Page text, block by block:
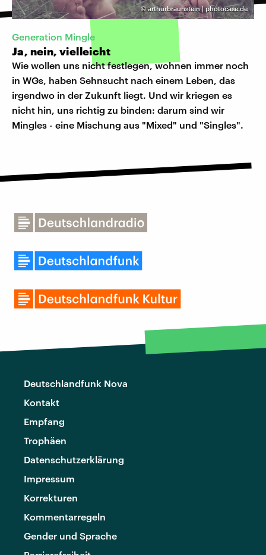
©arthurbraunstein | photocase.de
Generation Mingle
Ja, nein, vielleicht
Wie wollen uns nicht festlegen, wohnen immer noch
in WGs, haben Sehnsucht nach einem Leben, das
irgendwo in der Zukunft liegt. Und wir kriegen es
nicht hin, uns richtig zu binden: darum sind wir
Mingles - eine Mischung aus "Mixed" und "Singles".
Deutschlandfunk Nova
Kontakt
Empfang
Trophäen
Datenschutzerklärung
Impressum
Korrekturen
Kommentarregeln
Gender und Sprache